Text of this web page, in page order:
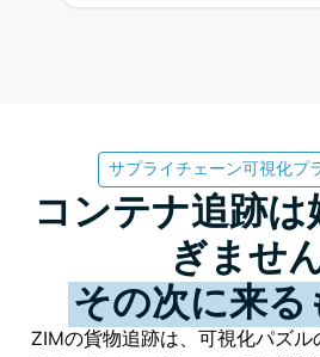
サプライチェーン可視化プ
コンテナ追跡
ぎません
その次に来る
の貨物追跡は、可視化パズル